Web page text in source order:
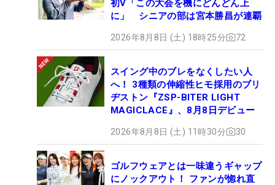
初V「この大会を機にどんどん上
に」 シニアの部は宮本勝昌が連覇
2026年8月8日 (土) 18時25分 72
スイング中のブレをなくしたい人
へ！ 3種類の伸縮性ヒモ採用のブリ
ヂストン『ZSP-BITER LIGHT
MAGICLACE』、8月8日デビュー
2026年8月8日 (土) 11時30分 30
ゴルフウェアとは一味違うギャップ
にノックアウト！ ファンが惚れ直